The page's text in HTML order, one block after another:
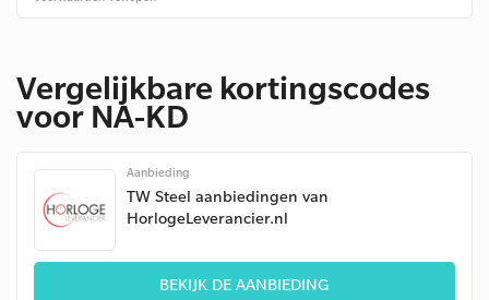
Vergelijkbare kortingscodes
voor NA-KD
Aanbieding
TW Steel aanbiedingen van
HorlogeLeverancier.nl
BEKIJK DE AANBIEDING